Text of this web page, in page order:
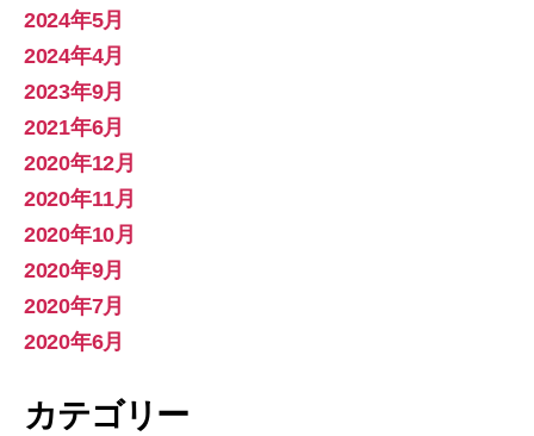
2024年5月
2024年4月
2023年9月
2021年6月
2020年12月
2020年11月
2020年10月
2020年9月
2020年7月
2020年6月
カテゴリー